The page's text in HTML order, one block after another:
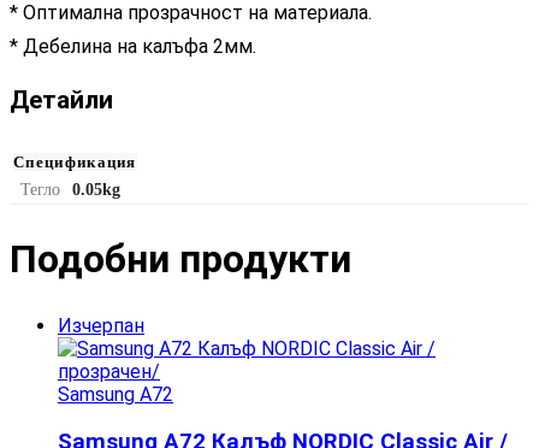
* Оптимална прозрачност на материала.
* Дебелина на калъфа 2мм.
Детайли
Спецификация
Тегло
0.05kg
Подобни продукти​
Изчерпан
Samsung A72
Samsung A72 Калъф NORDIC Classic Air /